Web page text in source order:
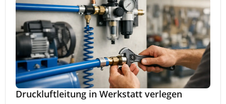
Druckluftleitung in Werkstatt verlegen